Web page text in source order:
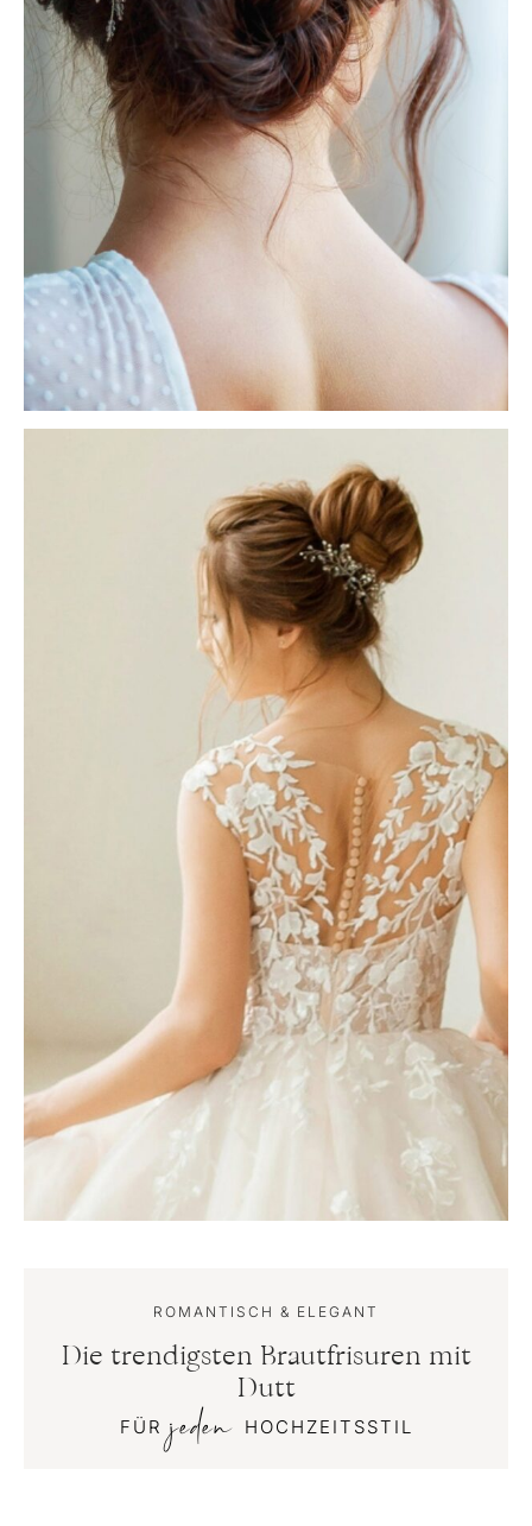
ROMANTISCH & ELEGANT
Die trendigsten Brautfrisuren mit
Dutt
FÜR jeden HOCHZEITSSTIL